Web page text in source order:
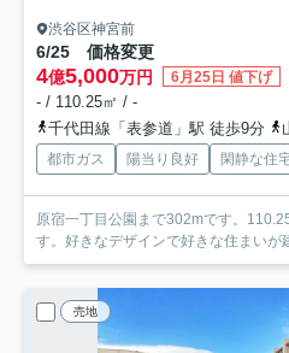
渋谷区神宮前
6/25 価格変更
4億5,000万円 6月25日 値下げ
- / 110.25㎡ / -
千代田線「表参道」駅 徒歩9分
都市ガス 陽当り良好 閑静な住
原宿一丁目公園まで302mです。
す。好きなデザインで好きな住まいが
売地